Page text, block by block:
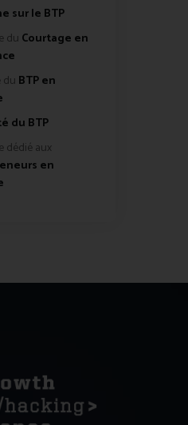
sur le BTP
du Courtage en
du BTP en
du BTP
dédié aux
en